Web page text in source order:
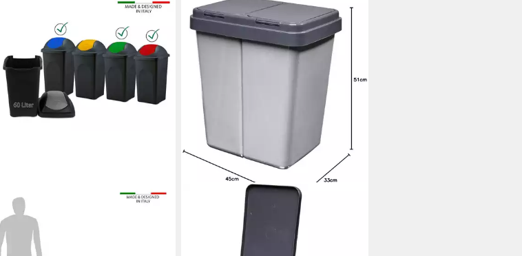
BIGDEAN
Mülleimer 3x 60L schwarz
Schwingdeckel blau rot grün
Abfalleimer Mülltonne, 60L
Mülleimer Mülltrennsystem Duo Bin
#3 Müllsortierer Doppel Mülltonne
Abfalleimer, 2 x 25 Liter